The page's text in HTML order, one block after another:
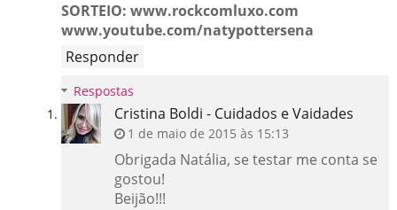
SORTEIO: www.rockcomluxo.com
www.youtube.com/natypottersena
Responder
Respostas
Cristina Boldi - Cuidados e Vaidades
1 de maio de 2015 às 15:13
Obrigada Natália, se testar me conta se
gostou!
Beijão!!!